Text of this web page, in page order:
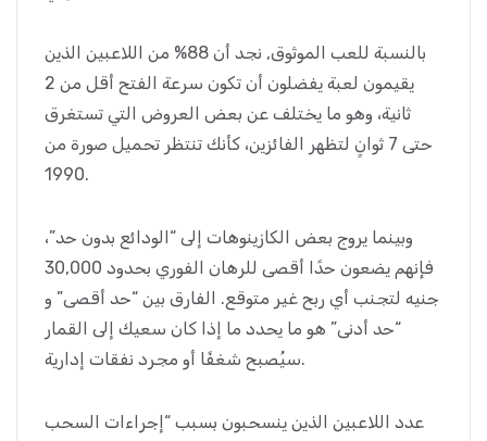
بالنسبة للعب الموثوق, نجد أن 88% من اللاعبين الذين
يقيمون لعبة يفضلون أن تكون سرعة الفتح أقل من 2
ثانية، وهو ما يختلف عن بعض العروض التي تستغرق
حتى 7 ثوانٍ لتظهر الفائزين، كأنك تنتظر تحميل صورة من
1990.
وبينما يروج بعض الكازينوهات إلى “الودائع بدون حد”،
فإنهم يضعون حدًا أقصى للرهان الفوري بحدود 30,000
جنيه لتجنب أي ربح غير متوقع. الفارق بين “حد أقصى” و
“حد أدنى” هو ما يحدد ما إذا كان سعيك إلى القمار
سيُصبح شغفًا أو مجرد نفقات إدارية.
عدد اللاعبين الذين ينسحبون بسبب “إجراءات السحب